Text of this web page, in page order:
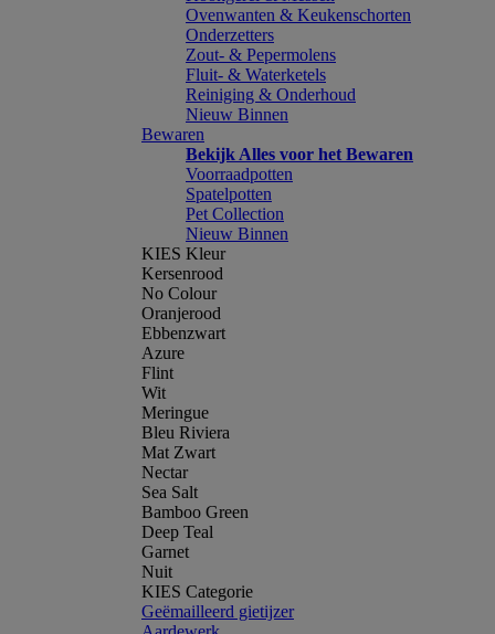
Ovenwanten & Keukenschorten
Onderzetters
Zout- & Pepermolens
Fluit- & Waterketels
Reiniging & Onderhoud
Nieuw Binnen
Bewaren
Bekijk Alles voor het Bewaren
Voorraadpotten
Spatelpotten
Pet Collection
Nieuw Binnen
KIES Kleur
Kersenrood
No Colour
Oranjerood
Ebbenzwart
Azure
Flint
Wit
Meringue
Bleu Riviera
Mat Zwart
Nectar
Sea Salt
Bamboo Green
Deep Teal
Garnet
Nuit
KIES Categorie
Geëmailleerd gietijzer